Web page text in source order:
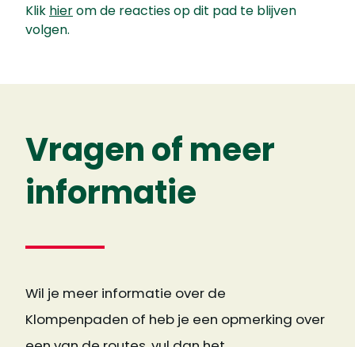
Klik hierom de reacties op dit pad te blijven
volgen.
Vragen of meer
informatie
Wil je meer informatie over de
Klompenpaden of heb je een opmerking over